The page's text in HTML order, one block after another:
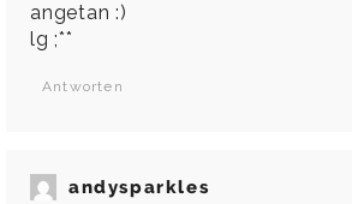
angetan :)
lg ;**
Antworten
andysparkles